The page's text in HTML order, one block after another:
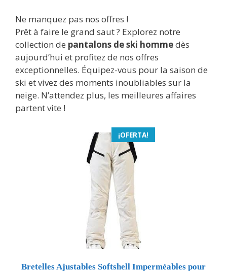
Ne manquez pas nos offres !
Prêt à faire le grand saut ? Explorez notre
collection de pantalons de ski hommedès
aujourd’hui et profitez de nos offres
exceptionnelles. Équipez-vous pour la saison de
ski et vivez des moments inoubliables sur la
neige. N’attendez plus, les meilleures affaires
partent vite !
¡OFERTA!
Bretelles Ajustables Softshell Imperméables pour